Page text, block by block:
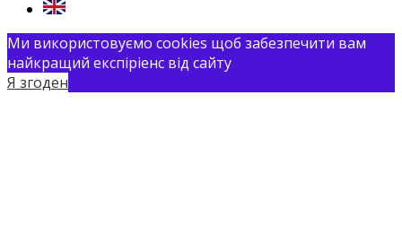
Ми використовуємо cookies щоб забезпечити вам
найкращий експіріенс від сайту
Я згоден